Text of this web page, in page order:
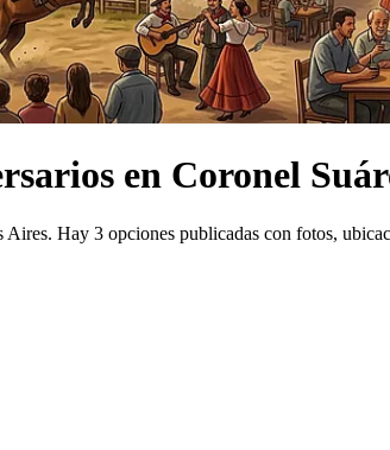
en Coronel
Aires. Hay 3 opciones publicadas con fotos,